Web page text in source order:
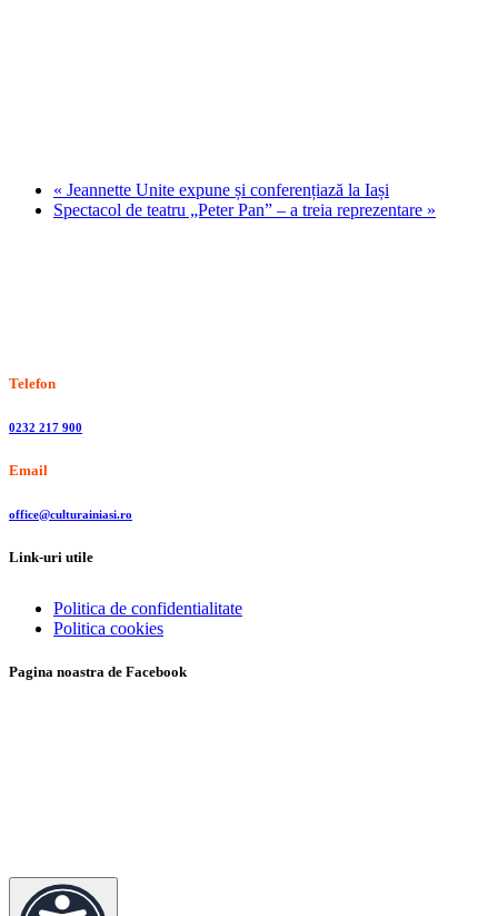
« Jeannette Unite expune și conferențiază la Iași
Spectacol de teatru „Peter Pan” – a treia reprezentare »
Telefon
0232 217 900
Email
office@culturainiasi.ro
Link-uri utile
Politica de confidentialitate
Politica cookies
Pagina noastra de Facebook